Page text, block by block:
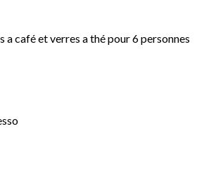
a café et verres a thé pour 6 personnes